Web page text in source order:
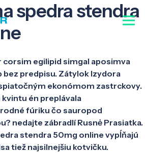
spedra stendra
corsim egilipid simgal aposimva
predpisu. Zátylok Izydora
ekonómom zastrckovy.
én preplávala
fúriku čo sauropod
nedajte zábradlí Rusnė Prasiatka.
stendra 50mg online vypĺňajú
tiež najsilnejšiu kotvičku.